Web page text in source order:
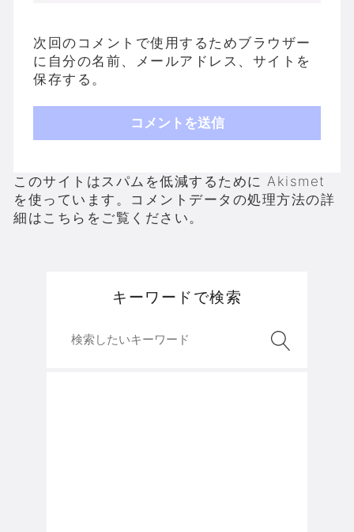
次回のコメントで使用するためブラウザー
に自分の名前、メールアドレス、サイトを
保存する。
このサイトはスパムを低減するために Akismet
を使っています。 コメントデータの処理方法の詳
細はこちらをご覧ください。
キーワードで検索